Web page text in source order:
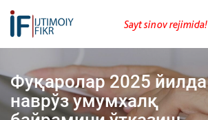
Sayt sinov rejimida!
Фуқаролар 2025 йилда
наврўз умумхалқ